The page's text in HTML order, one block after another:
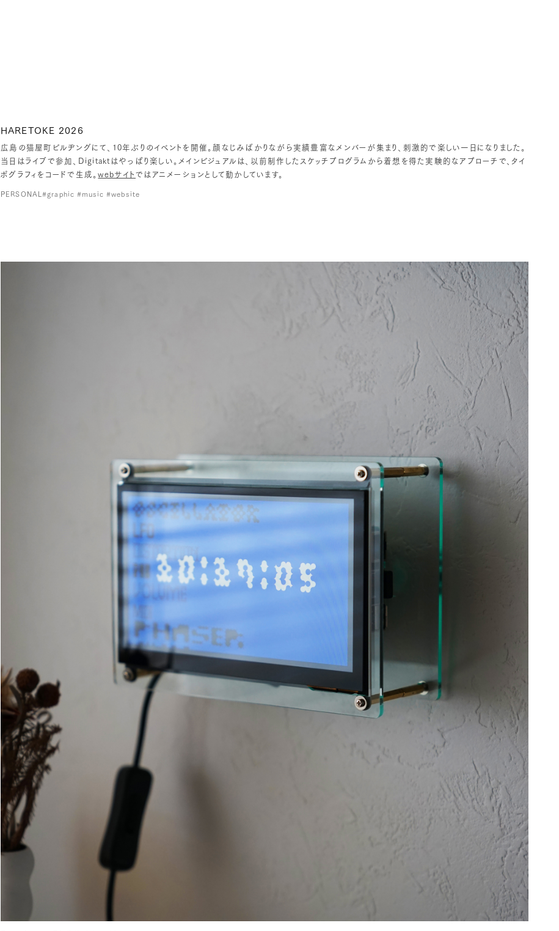
HARETOKE 2026
広島の猫屋町ビルヂングにて、10年ぶりのイベントを開催。顔なじみばかりながら実績豊富なメンバーが集まり、刺激的で楽しい一日になりました。
当日はライブで参加、Digitaktはやっぱり楽しい。メインビジュアルは、以前制作したスケッチプログラムから着想を得た実験的なアプローチで、タイ
ポグラフィをコードで生成。webサイトではアニメーションとして動かしています。
PERSONAL#graphic #music #website